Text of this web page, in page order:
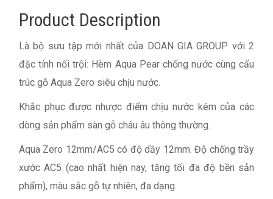
Product Description
Là bộ sưu tập mới nhất của DOAN GIA GROUP với 2
đặc tính nối trội: Hèm Aqua Pear chống nước cùng cấu
trúc gỗ Aqua Zero siêu chịu nước.
Khắc phục được nhược điểm chịu nước kém của các
dòng sản phẩm sàn gỗ châu âu thông thường.
Aqua Zero 12mm/AC5 có độ dầy 12mm. Độ chống trầy
xước AC5 (cao nhất hiện nay, tăng tối đa độ bền sản
phẩm), màu sắc gỗ tự nhiên, đa dạng.